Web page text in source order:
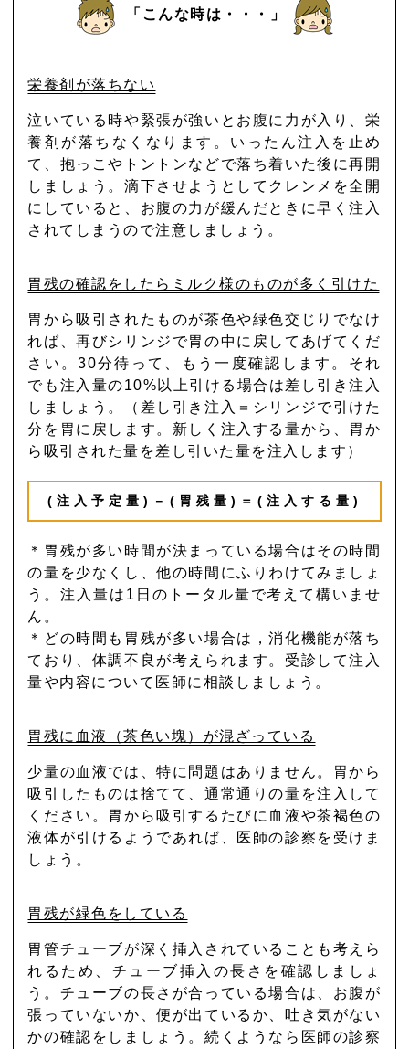
「こんな時は・・・」
栄養剤が落ちない
泣いている時や緊張が強いとお腹に力が入り、栄
養剤が落ちなくなります。いったん注入を止め
て、抱っこやトントンなどで落ち着いた後に再開
しましょう。滴下させようとしてクレンメを全開
にしていると、お腹の力が緩んだときに早く注入
されてしまうので注意しましょう。
胃残の確認をしたらミルク様のものが多く引けた
胃から吸引されたものが茶色や緑色交じりでなけ
れば、再びシリンジで胃の中に戻してあげてくだ
さい。30分待って、もう一度確認します。それ
でも注入量の10%以上引ける場合は差し引き注入
しましょう。（差し引き注入＝シリンジで引けた
分を胃に戻します。新しく注入する量から、胃か
ら吸引された量を差し引いた量を注入します）
(注入予定量)－(胃残量)＝(注入する量)
＊胃残が多い時間が決まっている場合はその時間
の量を少なくし、他の時間にふりわけてみましょ
う。注入量は1日のトータル量で考えて構いませ
ん。
＊どの時間も胃残が多い場合は，消化機能が落ち
ており、体調不良が考えられます。受診して注入
量や内容について医師に相談しましょう。
胃残に血液（茶色い塊）が混ざっている
少量の血液では、特に問題はありません。胃から
吸引したものは捨てて、通常通りの量を注入して
ください。胃から吸引するたびに血液や茶褐色の
液体が引けるようであれば、医師の診察を受けま
しょう。
胃残が緑色をしている
胃管チューブが深く挿入されていることも考えら
れるため、チューブ挿入の長さを確認しましょ
う。チューブの長さが合っている場合は、お腹が
張っていないか、便が出ているか、吐き気がない
かの確認をしましょう。続くようなら医師の診察